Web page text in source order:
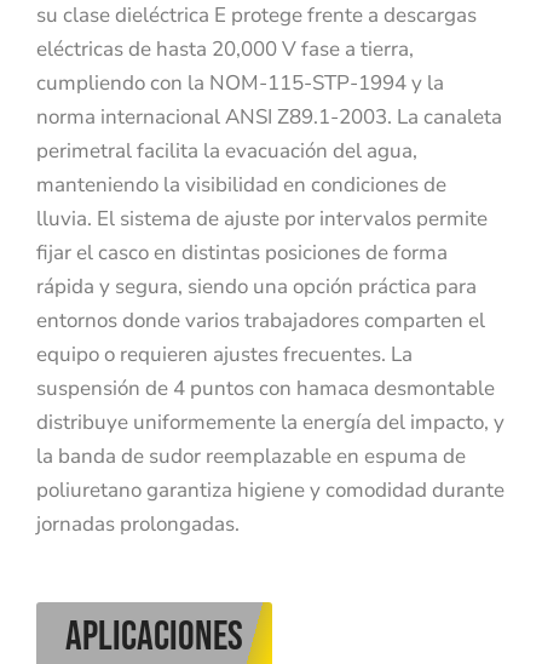
su clase dieléctrica E protege frente a descargas
eléctricas de hasta 20,000 V fase a tierra,
cumpliendo con la NOM-115-STP-1994 y la
norma internacional ANSI Z89.1-2003. La canaleta
perimetral facilita la evacuación del agua,
manteniendo la visibilidad en condiciones de
lluvia. El sistema de ajuste por intervalos permite
fijar el casco en distintas posiciones de forma
rápida y segura, siendo una opción práctica para
entornos donde varios trabajadores comparten el
equipo o requieren ajustes frecuentes. La
suspensión de 4 puntos con hamaca desmontable
distribuye uniformemente la energía del impacto, y
la banda de sudor reemplazable en espuma de
poliuretano garantiza higiene y comodidad durante
jornadas prolongadas.
aplicaciones